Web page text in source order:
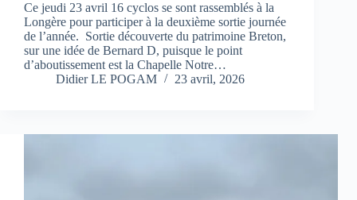
Ce jeudi 23 avril 16 cyclos se sont rassemblés à la
Longère pour participer à la deuxième sortie journée
de l’année. Sortie découverte du patrimoine Breton,
sur une idée de Bernard D, puisque le point
d’aboutissement est la Chapelle Notre…
Didier LE POGAM
23 avril, 2026